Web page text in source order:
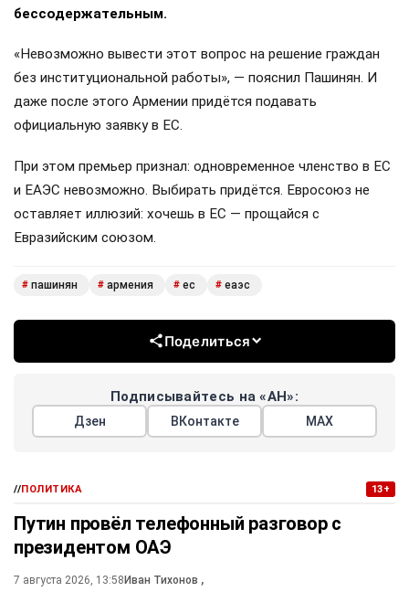
бессодержательным.
«Невозможно вывести этот вопрос на решение граждан
без институциональной работы», — пояснил Пашинян. И
даже после этого Армении придётся подавать
официальную заявку в ЕС.
При этом премьер признал: одновременное членство в ЕС
и ЕАЭС невозможно. Выбирать придётся. Евросоюз не
оставляет иллюзий: хочешь в ЕС — прощайся с
Евразийским союзом.
# пашинян # армения # ес # еаэс
Поделиться
Подписывайтесь на «АН»:
Дзен ВКонтакте МАХ
//ПОЛИТИКА 13+
Путин провёл телефонный разговор с
президентом ОАЭ
7 августа 2026, 13:58Иван Тихонов ,